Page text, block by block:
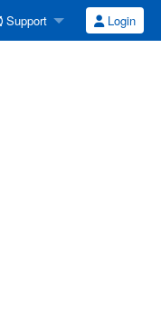
Support Login